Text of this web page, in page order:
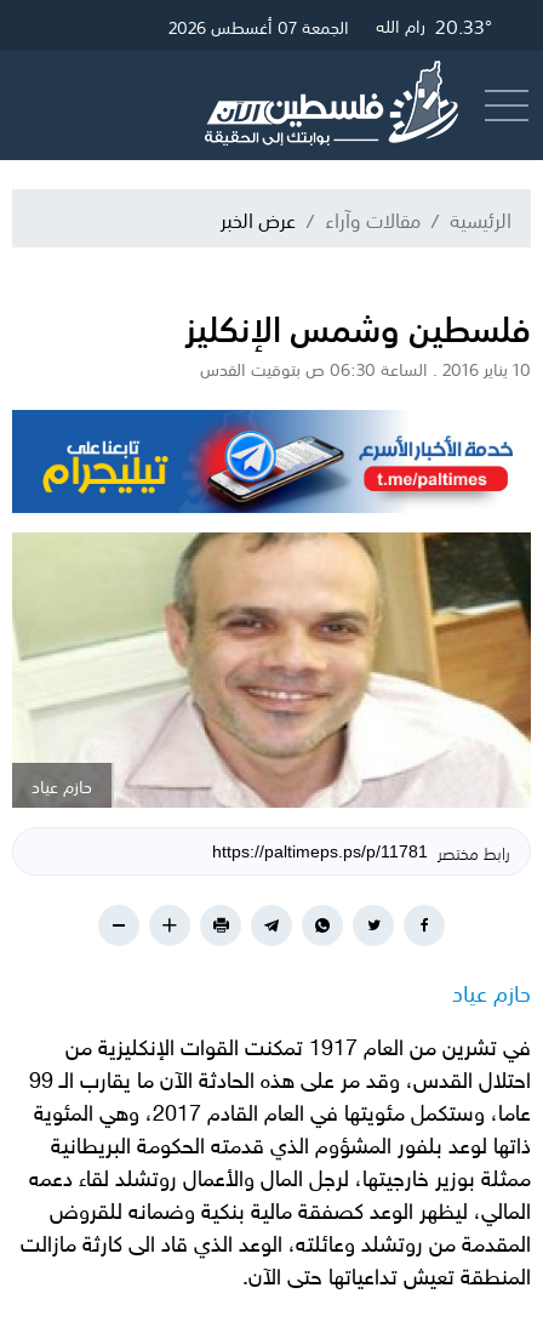
25.42° غزة 20.57° القدس 20.33° رام الله الجمعة 07 أغسطس 2026
الرئيسية مقالات وآراء عرض الخبر
فلسطين وشمس الإنكليز
10 يناير 2016 . الساعة 06:30 ص بتوقيت القدس
حازم عياد
رابط مختصر
حازم عياد
في تشرين من العام 1917 تمكنت القوات الإنكليزية من
احتلال القدس، وقد مر على هذه الحادثة الآن ما يقارب الـ 99
عاما، وستكمل مئويتها في العام القادم 2017، وهي المئوية
ذاتها لوعد بلفور المشؤوم الذي قدمته الحكومة البريطانية
ممثلة بوزير خارجيتها، لرجل المال والأعمال روتشلد لقاء دعمه
المالي، ليظهر الوعد كصفقة مالية بنكية وضمانه للقروض
المقدمة من روتشلد وعائلته، الوعد الذي قاد الى كارثة مازالت
المنطقة تعيش تداعياتها حتى الآن.